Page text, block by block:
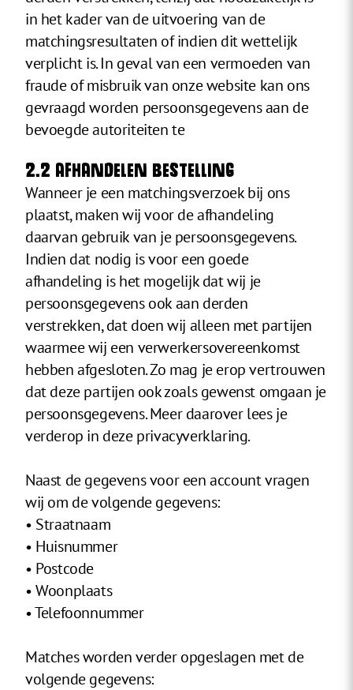
in het kader van de uitvoering van de
matchingsresultaten of indien dit wettelijk
verplicht is. In geval van een vermoeden van
fraude of misbruik van onze website kan ons
gevraagd worden persoonsgegevens aan de
bevoegde autoriteiten te
2.2 AFHANDELEN BESTELLING
Wanneer je een matchingsverzoek bij ons
plaatst, maken wij voor de afhandeling
daarvan gebruik van je persoonsgegevens.
Indien dat nodig is voor een goede
afhandeling is het mogelijk dat wij je
persoonsgegevens ook aan derden
verstrekken, dat doen wij alleen met partijen
waarmee wij een verwerkersovereenkomst
hebben afgesloten. Zo mag je erop vertrouwen
dat deze partijen ook zoals gewenst omgaan je
persoonsgegevens. Meer daarover lees je
verderop in deze privacyverklaring.
Naast de gegevens voor een account vragen
wij om de volgende gegevens:
• Straatnaam
• Huisnummer
• Postcode
• Woonplaats
• Telefoonnummer
Matches worden verder opgeslagen met de
volgende gegevens: